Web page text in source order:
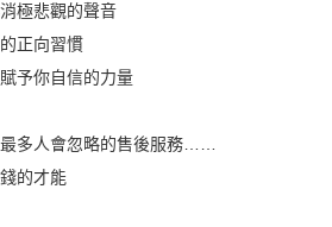
極悲觀的聲音
正向習慣
予你自信的力量
最多人會忽略的售後服務……
的才能